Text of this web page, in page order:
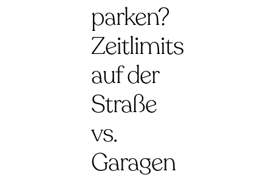
parken?
Zeitlimits
auf der
Straße
vs.
Garagen